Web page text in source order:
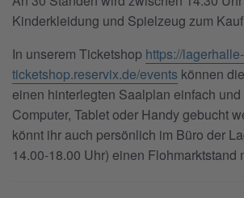
Kinderkleidung und Spielzeug zum
In unserem Ticketshop https://lagerhalle-
ticketshop.reservix.de/events können
einen hinterlegten Saalplan einfach
Computer, Tablet oder Handy gebucht
könnt ihr auch persönlich im Büro der
14.00-18.00 Uhr) einen Flohmarktstand